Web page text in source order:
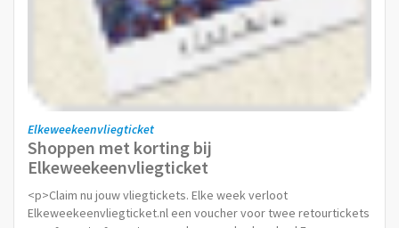
Elkeweekeenvliegticket
Shoppen met korting bij
Elkeweekeenvliegticket
<p>Claim nu jouw vliegtickets. Elke week verloot
Elkeweekeenvliegticket.nl een voucher voor twee retourtickets